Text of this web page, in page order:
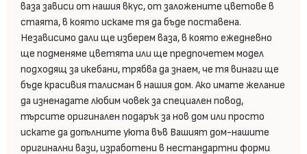
ваза зависи от нашия вкус, от заложените цветове в
стаята, в която искаме тя да бъде поставена.
Независимо дали ще изберем ваза, в която ежедневно
ще подменяме цветята или ще предпочетем модел
подходящ за икебани, трябва да знаем, че тя винаги ще
бъде красивия талисман в нашия дом. Ако имате желание
да изненадате любим човек за специален повод,
търсите оригинален подарък за нов дом или просто
искате да допълните уюта във Вашият дом-нашите
оригинални вази, изработени в нестандартни форми